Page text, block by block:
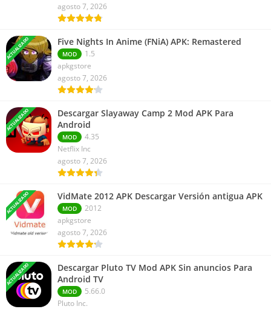
agosto 7, 2026
ACTUALIZADO Five Nights In Anime (FNiA) APK: Remastered
MOD
1.5
apkgstore
agosto 7, 2026
ACTUALIZADO
Descargar Slayaway Camp 2 Mod APK Para
Android
MOD
4.35
Netflix Inc
agosto 7, 2026
ACTUALIZADO VidMate 2012 APK Descargar Versión antigua APK
MOD
2012
apkgstore
agosto 7, 2026
ACTUALIZADO
Descargar Pluto TV Mod APK Sin anuncios Para
Android TV
MOD
5.66.0
Pluto Inc.